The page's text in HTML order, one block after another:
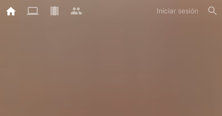
Iniciar sesión